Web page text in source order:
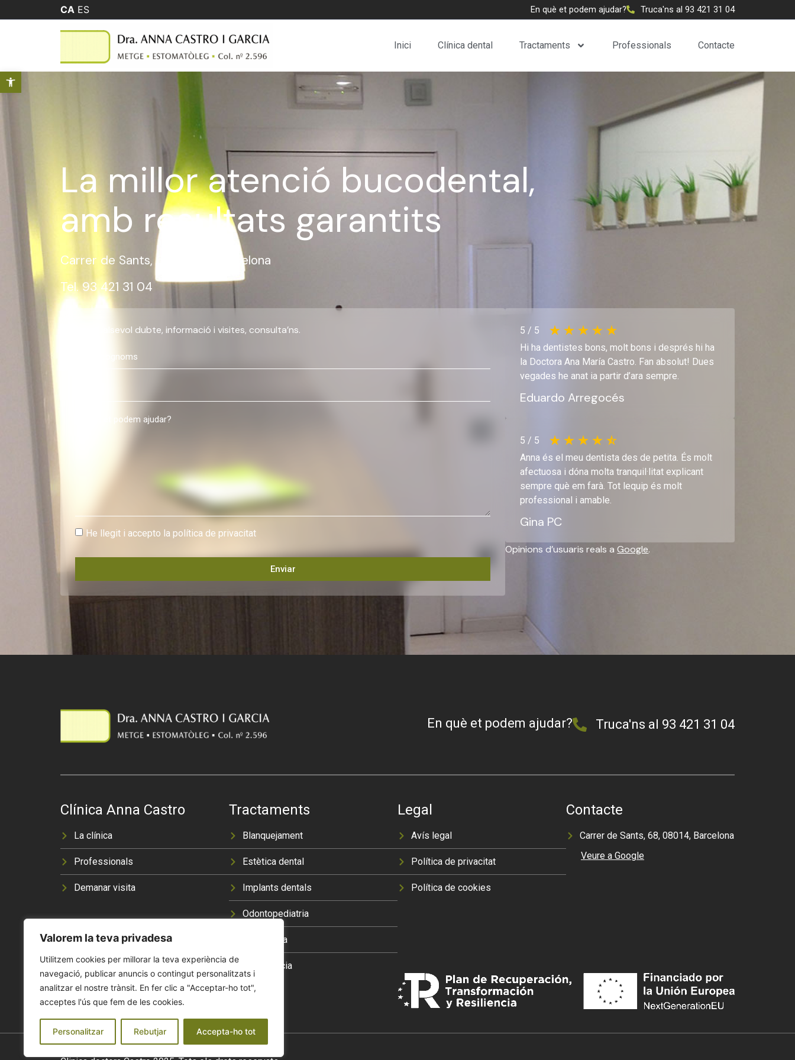
Obre la barra d'eines
Valorem la teva privadesa
Utilitzem cookies per millorar la teva experiència de
navegació, publicar anuncis o contingut personalitzats i
analitzar el nostre trànsit. En fer clic a "Acceptar-ho tot",
acceptes l'ús que fem de les cookies.
Personalitzar Rebutjar Accepta-ho tot
CA ES En què et podem ajudar? Truca'ns al 93 421 31 04
Inici Clínica dental Tractaments Professionals Contacte
La millor atenció bucodental,
amb resultats garantits
Carrer de Sants, 68. 08014 Barcelona
Tel. 93 421 31 04
Per qualsevol dubte, informació i visites, consulta’ns.
He llegit i accepto la política de privacitat
Enviar
5 / 5
Hi ha dentistes bons, molt bons i després hi ha
la Doctora Ana María Castro. Fan absolut! Dues
vegades he anat ia partir d’ara sempre.
Eduardo Arregocés
5 / 5
Anna és el meu dentista des de petita. És molt
afectuosa i dóna molta tranquil·litat explicant
sempre què em farà. Tot lequip és molt
professional i amable.
Gina PC
Opinions d’usuaris reals aGoogle.
En què et podem ajudar? Truca'ns al 93 421 31 04
Clínica Anna Castro
La clínica
Professionals
Demanar visita
Tractaments
Blanquejament
Estètica dental
Implants dentals
Odontopediatria
Ortodòncia
Periodòncia
Legal
Avís legal
Política de privacitat
Política de cookies
Contacte
Carrer de Sants, 68, 08014, Barcelona
Veure a Google